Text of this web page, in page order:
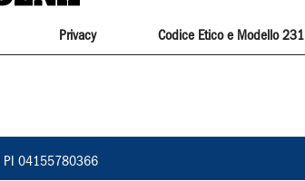
Privacy Codice Etico e Modello 231
PI 04155780366